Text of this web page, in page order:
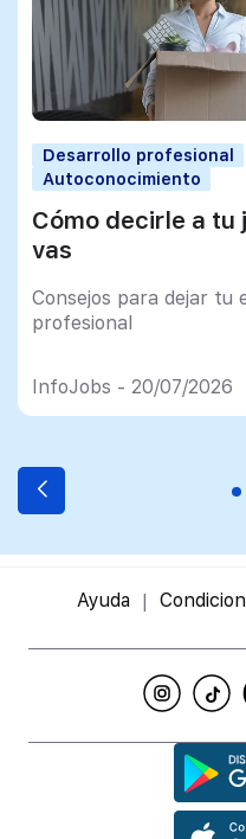
Desarrollo profesional
Autoconocimiento
Cómo decirle a tu
vas
Consejos para dejar tu
profesional
InfoJobs - 20/07/2026
Ayuda